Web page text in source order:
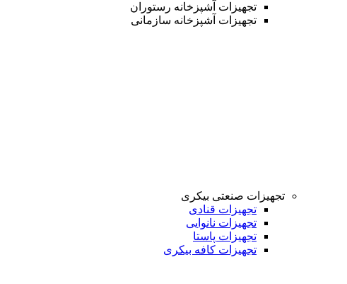
تجهیزات آشپزخانه رستوران
تجهیزات آشپزخانه سازمانی
تجهیزات صنعتی بیکری
تجهیزات قنادی
تجهیزات نانوایی
تجهیزات پاستا
تجهیزات کافه بیکری